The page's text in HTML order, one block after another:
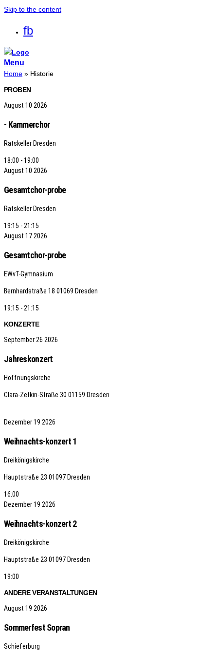
Skip to the content
fb
Menu
Home » Historie
PROBEN
August 10 2026
- Kammerchor
Ratskeller Dresden
18:00 - 19:00
August 10 2026
Gesamtchor-probe
Ratskeller Dresden
19:15 - 21:15
August 172026
Gesamtchor-probe
EWvT-Gymnasium
Bernhardstraße 18 01069 Dresden
19:15 - 21:15
KONZERTE
September26 2026
Jahreskonzert
Hoffnungskirche
Clara-Zetkin-Straße 30 01159 Dresden
Dezember19 2026
Weihnachts-konzert 1
Dreikönigskirche
Hauptstraße 23 01097 Dresden
16:00
Dezember19 2026
Weihnachts-konzert 2
Dreikönigskirche
Hauptstraße 23 01097 Dresden
19:00
ANDERE VERANSTALTUNGEN
August 19 2026
Sommerfest Sopran
Schieferburg